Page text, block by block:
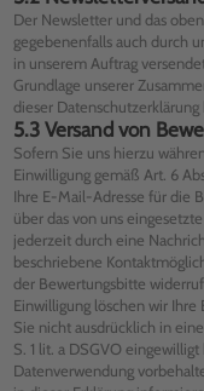
Der Newsletter und das
gegebenenfalls auch durch
in unserem Auftrag
Grundlage unserer
dieser
5.3 Versand von
Sofern Sie uns hierzu
Einwilligung gemäß Art. 6
Ihre E-Mail-Adresse für die
über das von uns
jederzeit durch eine
beschriebene
der Bewertungsbitte
Einwilligung löschen wir
Sie nicht ausdrücklich in
S. 1 lit. a DSGVO
Datenverwendung